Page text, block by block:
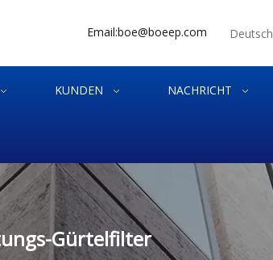
Email:boe@boeep.com Deutsch
KUNDEN NACHRICHT
Gürtelfilter